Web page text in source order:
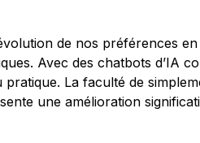
de nos préférences
Avec des chatbots d’IA
pratique. La faculté de
une amélioration